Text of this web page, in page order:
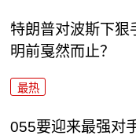
特朗普对波斯下狠
明前戛然而止？
最热
055要迎来最强对